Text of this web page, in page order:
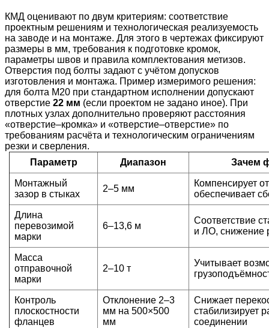
КМД оценивают по двум критериям: соответствие
проектным решениям и технологическая реализуемость
на заводе и на монтаже. Для этого в чертежах фиксируют
размеры в мм, требования к подготовке кромок,
параметры швов и правила комплектования метизов.
Отверстия под болты задают с учётом допусков
изготовления и монтажа. Пример измеримого решения:
для болта М20 при стандартном исполнении допускают
отверстие 22 мм (если проектом не задано иное). При
плотных узлах дополнительно проверяют расстояния
«отверстие–кромка» и «отверстие–отверстие» по
требованиям расчёта и технологическим ограничениям
резки и сверления.
Параметр
Диапазон Зачем
Монтажный
зазор в стыках
2–5 мм
Компенсирует
обеспечивает
Длина
перевозимой
марки
6–13,6 м
Соответствие
и ЛО, снижение
Масса
отправочной
марки
2–10 т
Учитывает
Контроль
плоскостности
фланцев
Отклонение 2–3
мм на 500×500
мм
Снижает
стабилизирует
соединении